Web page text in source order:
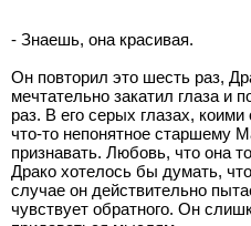
- Знаешь, она красивая.
Он повторил это шесть раз,
мечтательно закатил глаза и
раз. В его серых глазах,
что-то непонятное старшему
признавать. Любовь, что она
Драко хотелось бы думать,
случае он действительно
чувствует обратного. Он